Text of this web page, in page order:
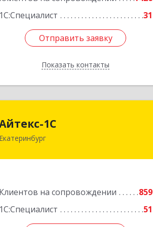
1С:Специалист
31
Отправить заявку
Показать контакты
Отправить заявку
Назад
1С
Екатеринбург
Клиентов на сопровождении
859
1С:Специалист
51
Подробнее